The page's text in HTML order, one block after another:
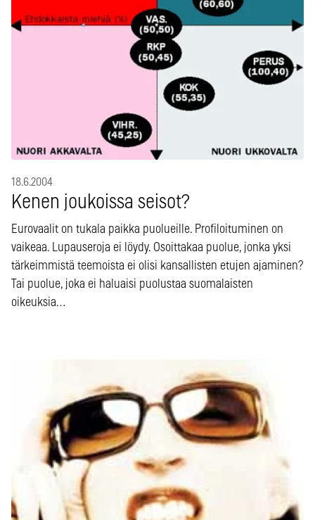
18.6.2004
Kenen joukoissa seisot?
Eurovaalit on tukala paikka puolueille. Profiloituminen on
vaikeaa. Lupauseroja ei löydy. Osoittakaa puolue, jonka yksi
tärkeimmistä teemoista ei olisi kansallisten etujen ajaminen?
Tai puolue, joka ei haluaisi puolustaa suomalaisten
oikeuksia…